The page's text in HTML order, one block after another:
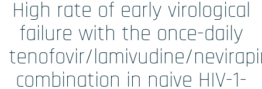
Études sur données secondaires (RNIPH)
Accès précoce / compassionnel
Evaluation clinique des DMs / Conseil règlementaire
Biotech / Medtech
High rate of early virological
failure with the once-daily
tenofovir/lamivudine/
combination in naive HIV-1-